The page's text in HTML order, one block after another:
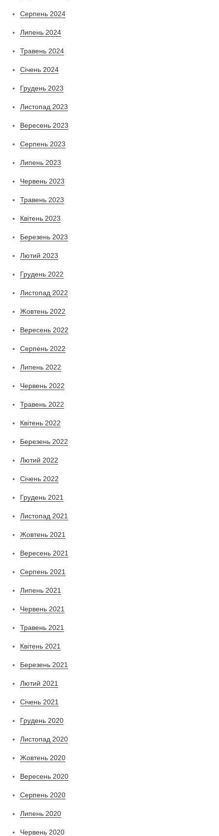
Серпень 2024
Липень 2024
Травень 2024
Січень 2024
Грудень 2023
Листопад 2023
Вересень 2023
Серпень 2023
Липень 2023
Червень 2023
Травень 2023
Квітень 2023
Березень 2023
Лютий 2023
Грудень 2022
Листопад 2022
Жовтень 2022
Вересень 2022
Серпень 2022
Липень 2022
Червень 2022
Травень 2022
Квітень 2022
Березень 2022
Лютий 2022
Січень 2022
Грудень 2021
Листопад 2021
Жовтень 2021
Вересень 2021
Серпень 2021
Липень 2021
Червень 2021
Травень 2021
Квітень 2021
Березень 2021
Лютий 2021
Січень 2021
Грудень 2020
Листопад 2020
Жовтень 2020
Вересень 2020
Серпень 2020
Липень 2020
Червень 2020